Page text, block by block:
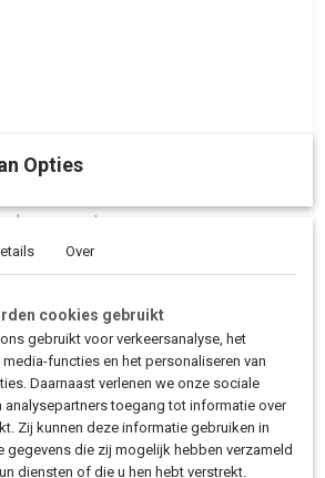
op voet
het Bosch E-bike docking station…
Opties
Over
cookies gebruikt
gebruikt voor verkeersanalyse, het
functies en het personaliseren van
Daarnaast verlenen we onze sociale
analysepartners toegang tot informatie over
Zij kunnen deze informatie gebruiken in
gegevens die zij mogelijk hebben verzameld
diensten of die u hen hebt verstrekt.